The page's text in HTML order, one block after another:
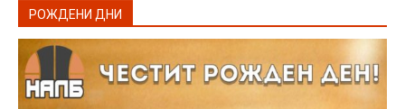
РОЖДЕНИ ДНИ